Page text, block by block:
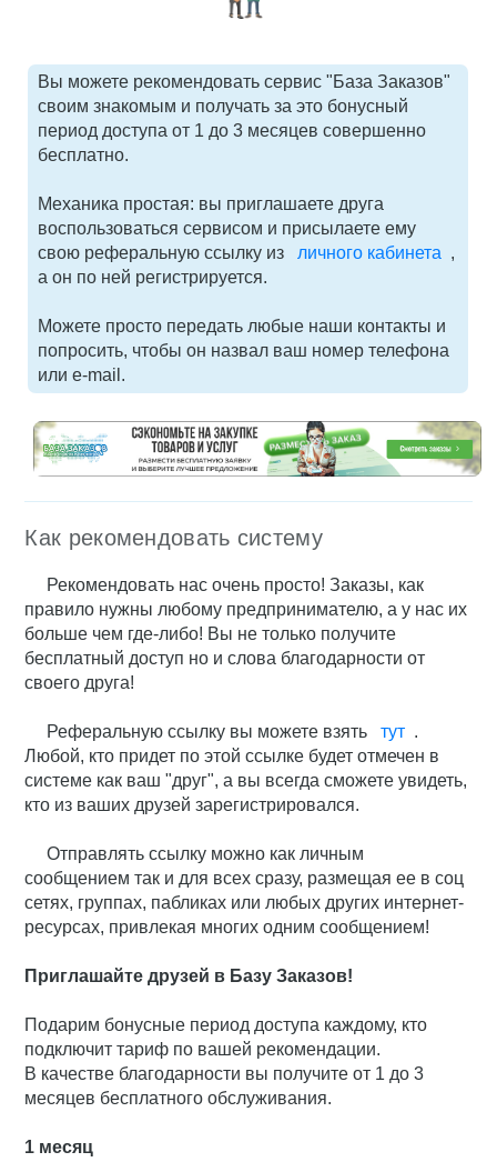
Вы можете рекомендовать сервис "База Заказов"
своим знакомым и получать за это бонусный
период доступа от 1 до 3 месяцев совершенно
бесплатно.
Механика простая: вы приглашаете друга
воспользоваться сервисом и присылаете ему
свою реферальную ссылку из
личного кабинета ,
а он по ней регистрируется.
Можете просто передать любые наши контакты и
попросить, чтобы он назвал ваш номер телефона
или e-mail.
Как рекомендовать систему
Рекомендовать нас очень просто! Заказы, как
правило нужны любому предпринимателю, а у нас их
больше чем где-либо! Вы не только получите
бесплатный доступ но и слова благодарности от
своего друга!
Реферальную ссылку вы можете взять тут .
Любой, кто придет по этой ссылке будет отмечен в
системе как ваш "друг", а вы всегда сможете увидеть,
кто из ваших друзей зарегистрировался.
Отправлять ссылку можно как личным
сообщением так и для всех сразу, размещая ее в соц
сетях, группах, пабликах или любых других интернет-
ресурсах, привлекая многих одним сообщением!
Приглашайте друзей в Базу Заказов!
Подарим бонусные период доступа каждому, кто
подключит тариф по вашей рекомендации.
В качестве благодарности вы получите от 1 до 3
месяцев бесплатного обслуживания.
1 месяц